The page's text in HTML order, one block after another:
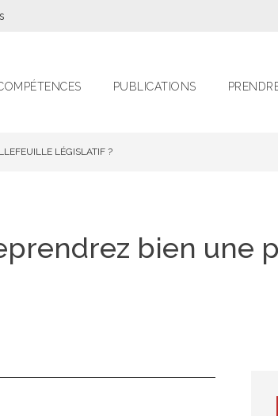
PUBLICATIONS
LÉGISLATIF ?
bien une